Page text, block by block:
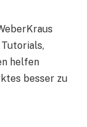
helfen
besser zu